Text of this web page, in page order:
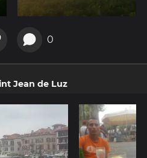
0
Jean de Luz